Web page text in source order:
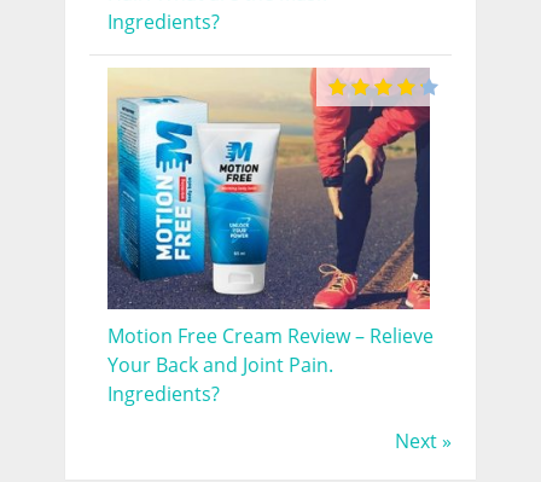
Ingredients?
Motion Free Cream Review – Relieve
Your Back and Joint Pain.
Ingredients?
Next »